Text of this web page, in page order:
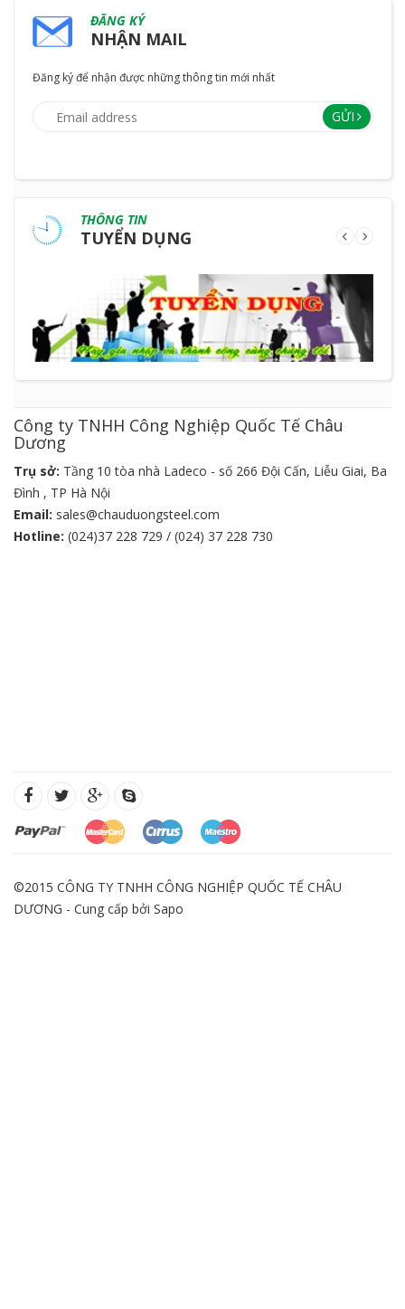
ĐĂNG KÝ
NHẬN MAIL
Đăng ký để nhận được những thông tin mới nhất
GỬI
THÔNG TIN
TUYỂN DỤNG
Công ty TNHH Công Nghiệp Quốc Tế Châu
Dương
Trụ sở: Tầng 10 tòa nhà Ladeco - số 266 Đội Cấn, Liễu Giai, Ba
Đình , TP Hà Nội
Email: sales@chauduongsteel.com
Hotline: (024)37 228 729 / (024) 37 228 730
©2015 CÔNG TY TNHH CÔNG NGHIỆP QUỐC TẾ CHÂU
DƯƠNG - Cung cấp bởi Sapo